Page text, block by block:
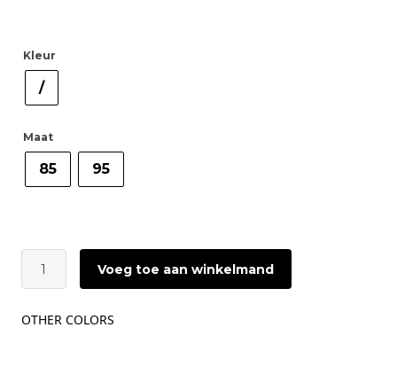
Kleur
/
Maat
85 95
Lively
Leather
|
Voeg toe aan winkelmand
OTHER COLORS